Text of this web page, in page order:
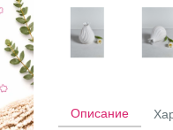
Описание